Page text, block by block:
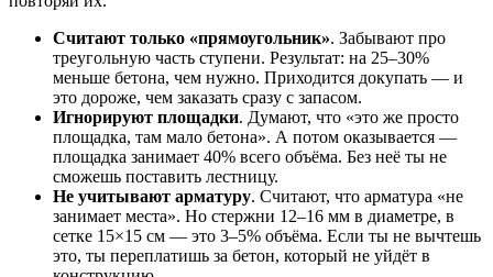
Считают только «прямоугольник». Забывают про
треугольную часть ступени. Результат: на 25–30%
меньше бетона, чем нужно. Приходится докупать — и
это дороже, чем заказать сразу с запасом.
Игнорируют площадки. Думают, что «это же просто
площадка, там мало бетона». А потом оказывается —
площадка занимает 40% всего объёма. Без неё ты не
сможешь поставить лестницу.
Не учитывают арматуру. Считают, что арматура «не
занимает места». Но стержни 12–16 мм в диаметре, в
сетке 15×15 см — это 3–5% объёма. Если ты не вычтешь
это, ты переплатишь за бетон, который не уйдёт в